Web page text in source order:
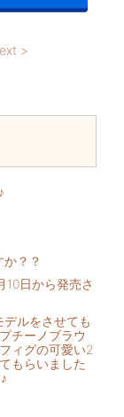
>
？？
日から発売さ
ルをさせても
チーノブラウ
ィグの可愛い2
もらいました